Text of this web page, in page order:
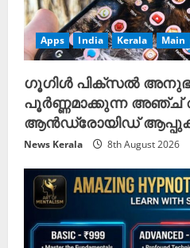
Apps India Kerala Main
ഗൂഗിൾ പിക്സൽ
പൂർണ്ണമാക്കുന്ന
ആൻഡ്രോയിഡ്
News Kerala 8th August 2026